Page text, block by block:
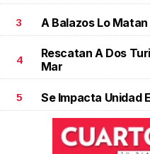
3 A Balazos Lo
4
Rescatan A Dos
Mar
5 Se Impacta Unidad